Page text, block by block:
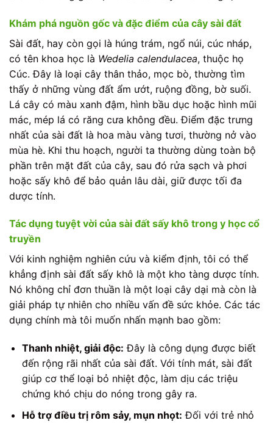
Khám phá nguồn gốc và đặc điểm của cây sài đất
Sài đất, hay còn gọi là húng trám, ngổ núi, cúc nháp,
có tên khoa học là Wedelia calendulacea, thuộc họ
Cúc. Đây là loại cây thân thảo, mọc bò, thường tìm
thấy ở những vùng đất ẩm ướt, ruộng đồng, bờ suối.
Lá cây có màu xanh đậm, hình bầu dục hoặc hình mũi
mác, mép lá có răng cưa không đều. Điểm đặc trưng
nhất của sài đất là hoa màu vàng tươi, thường nở vào
mùa hè. Khi thu hoạch, người ta thường dùng toàn bộ
phần trên mặt đất của cây, sau đó rửa sạch và phơi
hoặc sấy khô để bảo quản lâu dài, giữ được tối đa
dược tính.
Tác dụng tuyệt vời của sài đất sấy khô trong y học cổ
truyền
Với kinh nghiệm nghiên cứu và kiểm định, tôi có thể
khẳng định sài đất sấy khô là một kho tàng dược tính.
Nó không chỉ đơn thuần là một loại cây dại mà còn là
giải pháp tự nhiên cho nhiều vấn đề sức khỏe. Các tác
dụng chính mà tôi muốn nhấn mạnh bao gồm:
Thanh nhiệt, giải độc: Đây là công dụng được biết
đến rộng rãi nhất của sài đất. Với tính mát, sài đất
giúp cơ thể loại bỏ nhiệt độc, làm dịu các triệu
chứng khó chịu do nóng trong gây ra.
Hỗ trợ điều trị rôm sảy, mụn nhọt: Đối với trẻ nhỏ